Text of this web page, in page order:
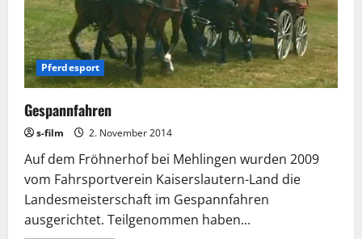
Pferdesport
Gespannfahren
s-film 2. November 2014
Auf dem Fröhnerhof bei Mehlingen wurden 2009
vom Fahrsportverein Kaiserslautern-Land die
Landesmeisterschaft im Gespannfahren
ausgerichtet. Teilgenommen haben...